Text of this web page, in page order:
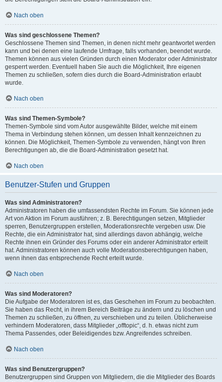
Nach oben
Was sind geschlossene Themen?
Geschlossene Themen sind Themen, in denen nicht mehr geantwortet werden
kann und bei denen eine laufende Umfrage, falls vorhanden, beendet wurde.
Themen können aus vielen Gründen durch einen Moderator oder Administrator
gesperrt werden. Eventuell haben Sie auch die Möglichkeit, Ihre eigenen
Themen zu schließen, sofern dies durch die Board-Administration erlaubt
wurde.
Nach oben
Was sind Themen-Symbole?
Themen-Symbole sind vom Autor ausgewählte Bilder, welche mit einem
Thema in Verbindung stehen können, um dessen Inhalt kennzeichnen zu
können. Die Möglichkeit, Themen-Symbole zu verwenden, hängt von Ihren
Berechtigungen ab, die die Board-Administration gesetzt hat.
Nach oben
Benutzer-Stufen und Gruppen
Was sind Administratoren?
Administratoren haben die umfassendsten Rechte im Forum. Sie können jede
Art von Aktion im Forum ausführen; z. B. Berechtigungen setzen, Mitglieder
sperren, Benutzergruppen erstellen, Moderationsrechte vergeben usw. Die
Rechte, die ein Administrator hat, sind allerdings davon abhängig, welche
Rechte ihnen ein Gründer des Forums oder ein anderer Administrator erteilt
hat. Administratoren können auch volle Moderationsberechtigungen haben,
wenn ihnen das entsprechende Recht erteilt wurde.
Nach oben
Was sind Moderatoren?
Die Aufgabe der Moderatoren ist es, das Geschehen im Forum zu beobachten.
Sie haben das Recht, in ihrem Bereich Beiträge zu ändern und zu löschen und
Themen zu schließen, zu öffnen, zu verschieben und zu teilen. Üblicherweise
verhindern Moderatoren, dass Mitglieder „offtopic“, d. h. etwas nicht zum
Thema Passendes, oder Beleidigendes bzw. Angreifendes schreiben.
Nach oben
Was sind Benutzergruppen?
Benutzergruppen sind Gruppen von Mitgliedern, die die Mitglieder des Boards